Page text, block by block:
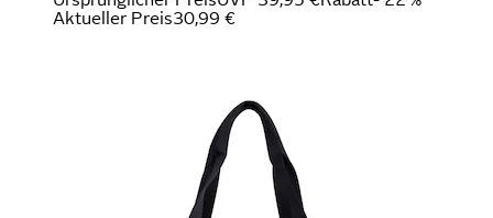
Aktueller Preis30,99 €